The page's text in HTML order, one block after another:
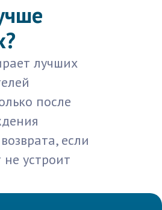
лучших
после
если
не устроит